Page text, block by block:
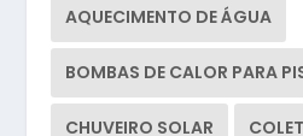
AQUECIMENTO DE ÁGUA
BOMBAS DE CALOR PARA
CHUVEIRO SOLAR